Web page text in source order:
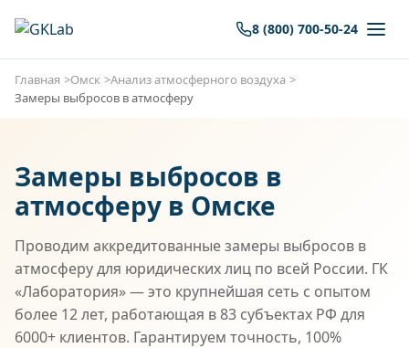
8 (800) 700-50-24
Главная Омск
Анализ атмосферного воздуха
Замеры выбросов в атмосферу
Замеры выбросов в
атмосферу в Омске
Проводим аккредитованные замеры выбросов в
атмосферу для юридических лиц по всей России. ГК
«Лаборатория» — это крупнейшая сеть с опытом
более 12 лет, работающая в 83 субъектах РФ для
6000+ клиентов. Гарантируем точность, 100%